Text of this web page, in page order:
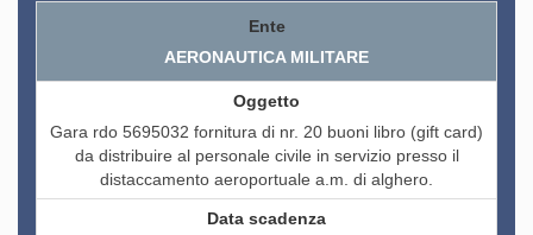
AERONAUTICA MILITARE
Gara rdo 5695032 fornitura di nr. 20 buoni libro (gift card)
da distribuire al personale civile in servizio presso il
distaccamento aeroportuale a.m. di alghero.